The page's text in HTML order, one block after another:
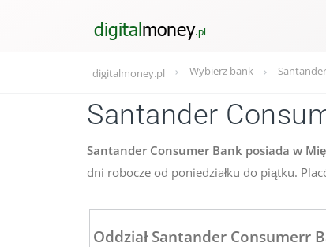
digitalmoney.pl Wybierz bank
Santander
Santander Consumer Bank posiada w
dni robocze od poniedziałku do piątku.
Oddział Santander Consumerr